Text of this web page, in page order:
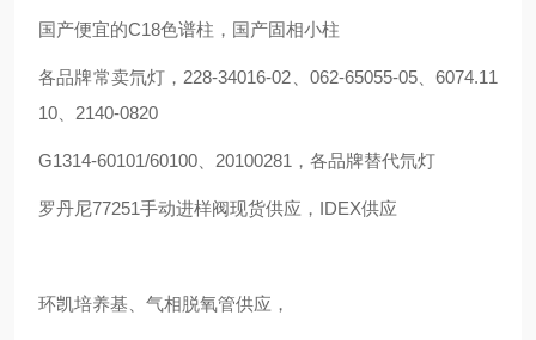
国产便宜的C18色谱柱，国产固相小柱
各品牌常卖氘灯，228-34016-02、062-65055-05、6074.11
10、2140-0820
G1314-60101/60100、20100281，各品牌替代氘灯
罗丹尼77251手动进样阀现货供应，IDEX供应
环凯培养基、气相脱氧管供应，